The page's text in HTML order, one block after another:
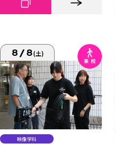
8/8(土)
映像学科